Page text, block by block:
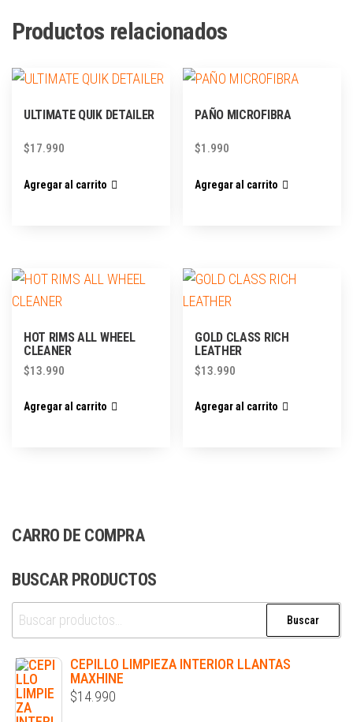
Productos relacionados
ULTIMATE QUIK DETAILER
$17.990
Agregar al carrito
PAÑO MICROFIBRA
$1.990
Agregar al carrito
HOT RIMS ALL WHEEL
CLEANER
$13.990
Agregar al carrito
GOLD CLASS RICH
LEATHER
$13.990
Agregar al carrito
CARRO DE COMPRA
BUSCAR PRODUCTOS
Buscar
CEPILLO LIMPIEZA INTERIOR LLANTAS
MAXHINE
$14.990